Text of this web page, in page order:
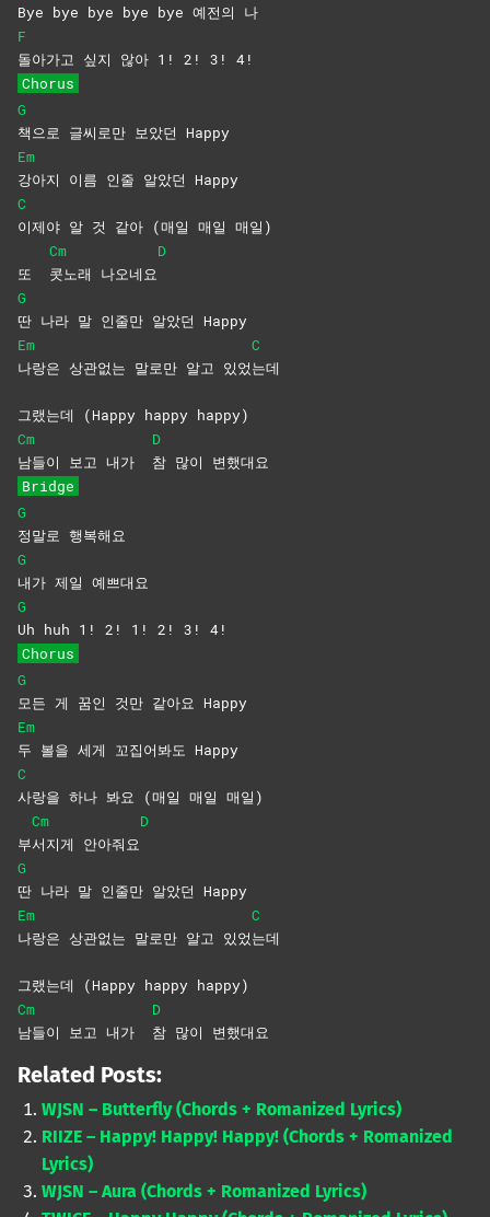
Bye bye bye bye bye 예전의 나
F
돌아가고 싶지 않아 1! 2! 3! 4!
Chorus
G
책으로 글씨로만 보았던 Happy
Em
강아지 이름 인줄 알았던 Happy
C
이제야 알 것 같아 (매일 매일 매일)
또
Cm
콧노래 나오네요
D
G
딴 나라 말 인줄만 알았던 Happy
Em
나랑은 상관없는 말로만 알고 있었
C
는데
그랬는데 (Happy happy happy)
Cm
남들이 보고 내가
D
참 많이 변했대요
Bridge
G
정말로 행복해요
G
내가 제일 예쁘대요
G
Uh huh 1! 2! 1! 2! 3! 4!
Chorus
G
모든 게 꿈인 것만 같아요 Happy
Em
두 볼을 세게 꼬집어봐도 Happy
C
사랑을 하나 봐요 (매일 매일 매일)
부
Cm
서지게 안아줘요
D
G
딴 나라 말 인줄만 알았던 Happy
Em
나랑은 상관없는 말로만 알고 있었
C
는데
그랬는데 (Happy happy happy)
Cm
남들이 보고 내가
D
참 많이 변했대요
Related Posts:
WJSN – Butterfly (Chords + Romanized Lyrics)
RIIZE – Happy! Happy! Happy! (Chords + Romanized
Lyrics)
WJSN – Aura (Chords + Romanized Lyrics)